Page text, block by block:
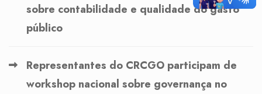
sobre contabilidade e qualidade do gasto
público
Representantes do CRCGO participam de
workshop nacional sobre governança no